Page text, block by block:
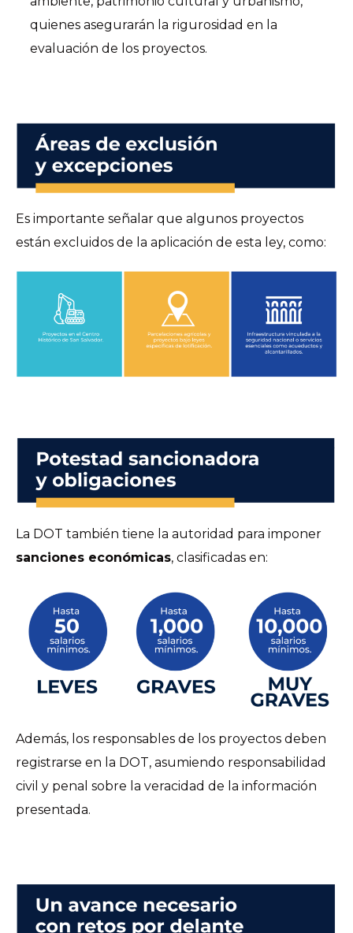
quienes asegurarán la rigurosidad en la
evaluación de los proyectos.
Es importante señalar que algunos proyectos
están excluidos de la aplicación de esta ley, como:
La DOT también tiene la autoridad para imponer
sanciones económicas, clasificadas en:
Además, los responsables de los proyectos deben
registrarse en la DOT, asumiendo responsabilidad
civil y penal sobre la veracidad de la información
presentada.